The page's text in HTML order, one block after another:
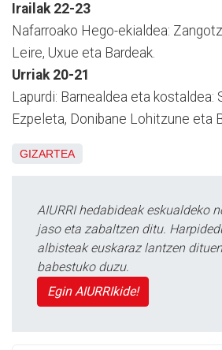
Irailak 22-23
Nafarroako Hego-ekialdea:
Leire, Uxue eta Bardeak.
Urriak 20-21
Lapurdi: Barnealdea eta kostaldea:
Ezpeleta, Donibane Lohitzune eta
GIZARTEA
AIURRI hedabideak eskualdeko
jaso eta zabaltzen ditu.
albisteak euskaraz lantzen
babestuko duzu.
Egin AIURRIkide!